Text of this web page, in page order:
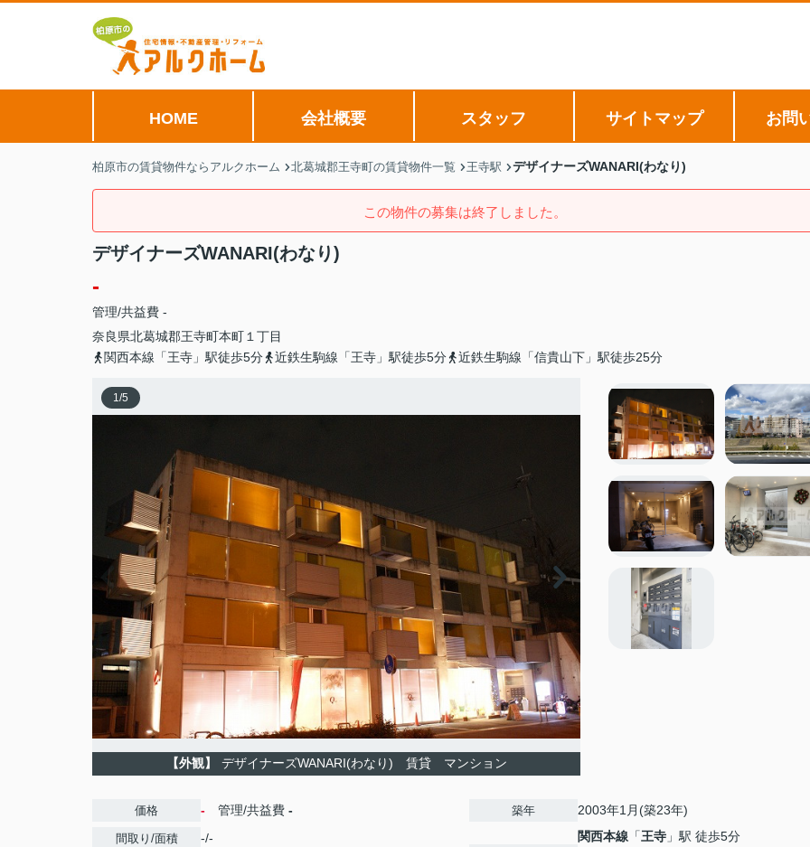
HOME 会社概要 スタッフ サイトマップ お問
柏原市の賃貸物件ならアルクホーム 北葛城郡王寺町の賃貸物件一覧 王寺駅 デザイナーズWANARI(わなり)
この物件の募集は終了しました。
デザイナーズWANARI(わなり)
-
管理/共益費 -
奈良県北葛城郡王寺町本町 １丁目
関西本線「王寺」駅徒歩5分
近鉄生駒線「王寺」駅徒歩5分 近鉄生駒線「信貴山下」駅徒歩25分
1/5
【外観】 デザイナーズWANARI(わなり) 賃貸 マンション
価格 - 管理/共益費 -
間取り/面積 -/-
築年 2003年1月(築23年)
関西本線 「王寺 」駅 徒歩5分